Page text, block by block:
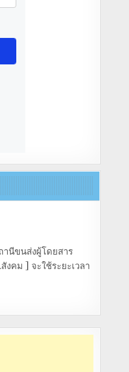
านีขนส่งผู้โดยสาร
คม ] จะใช้ระยะเวลา